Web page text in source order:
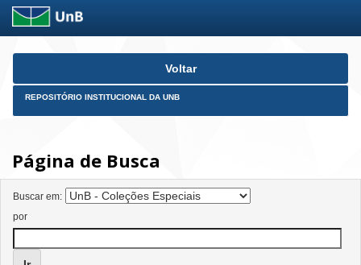
Skip
Voltar
REPOSITÓRIO INSTITUCIONAL DA UNB
Página de Busca
Buscar em:
por